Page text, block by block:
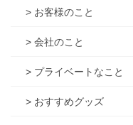
> お客様のこと
> 会社のこと
> プライベートなこと
> おすすめグッズ